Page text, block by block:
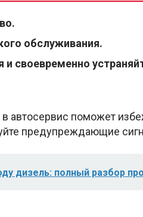
обслуживания.
своевременно
автосервис поможет
предупреждающие
дизель: полный разбор